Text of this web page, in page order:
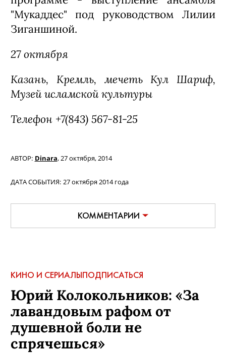
"Мукаддес" под руководством Лилии
Зиганшиной.
27 октября
Казань, Кремль, мечеть Кул Шариф,
Музей исламской культуры
Телефон +7(843) 567-81-25
АВТОР: Dinara,27 октября, 2014
ДАТА СОБЫТИЯ: 27 октября 2014 года
КОММЕНТАРИИ
КИНО И СЕРИАЛЫПОДПИСАТЬСЯ
Юрий Колокольников: «За
лавандовым рафом от
душевной боли не
спрячешься»